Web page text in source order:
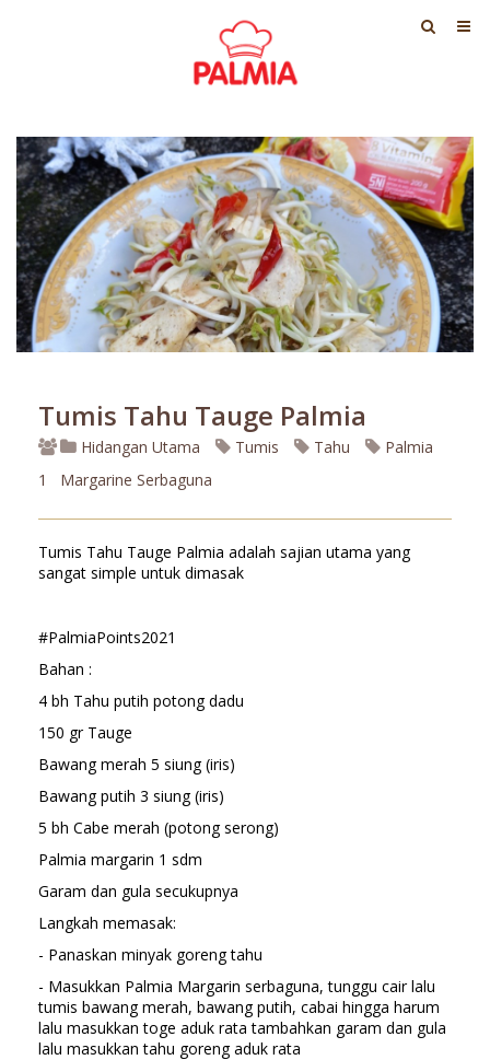
Tumis Tahu Tauge Palmia
1
Hidangan Utama Tumis Tahu
Palmia
Margarine Serbaguna
Tumis Tahu Tauge Palmia adalah sajian utama yang
sangat simple untuk dimasak
#PalmiaPoints2021
Bahan :
4 bh Tahu putih potong dadu
150 gr Tauge
Bawang merah 5 siung (iris)
Bawang putih 3 siung (iris)
5 bh Cabe merah (potong serong)
Palmia margarin 1 sdm
Garam dan gula secukupnya
Langkah memasak:
- Panaskan minyak goreng tahu
- Masukkan Palmia Margarin serbaguna, tunggu cair lalu
tumis bawang merah, bawang putih, cabai hingga harum
lalu masukkan toge aduk rata tambahkan garam dan gula
lalu masukkan tahu goreng aduk rata